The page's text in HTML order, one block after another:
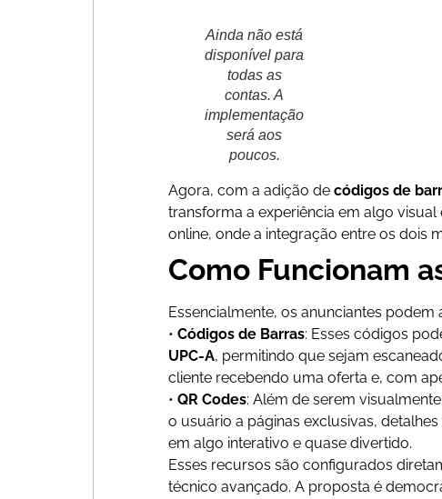
Ainda não está
disponível para
todas as
contas. A
implementação
será aos
poucos.
Agora, com a adição de códigos de
transforma a experiência em algo
online, onde a integração entre os dois
Como Funcionam
Essencialmente, os anunciantes
• Códigos de Barras: Esses códigos
UPC-A, permitindo que sejam
cliente recebendo uma oferta e, com
• QR Codes: Além de serem
o usuário a páginas exclusivas,
em algo interativo e quase divertido.
Esses recursos são configurados
técnico avançado. A proposta é